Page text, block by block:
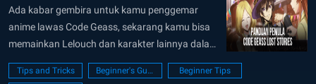
Menggunakan Bluestacks
Ada kabar gembira untuk kamu penggemar
anime lawas Code Geass, sekarang kamu bisa
memainkan Lelouch dan karakter lainnya dalam
game berjudul Code Geass: Lelouch of the
Rebellion Lost Stories. Sesuai judulnya, kamu
Tips and Tricks Beginner's Guide
Beginner Tips